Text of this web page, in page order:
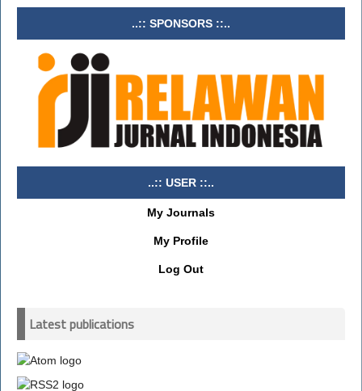
..:: SPONSORS ::..
..:: USER ::..
My Journals
My Profile
Log Out
Latest publications